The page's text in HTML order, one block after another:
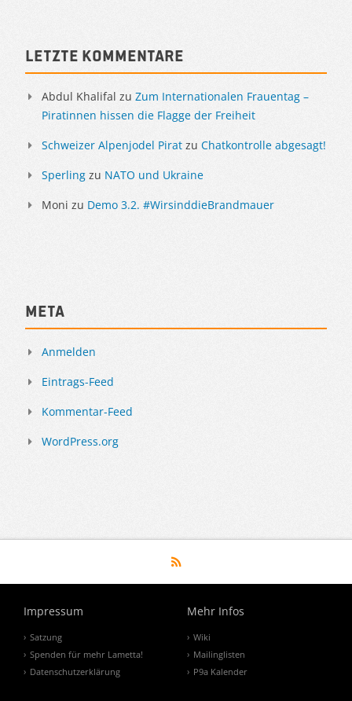
Letzte Kommentare
Abdul Khalifal zu Zum Internationalen Frauentag –
Piratinnen hissen die Flagge der Freiheit
Schweizer Alpenjodel Pirat zu Chatkontrolle abgesagt!
Sperling zu NATO und Ukraine
Moni zu Demo 3.2. #WirsinddieBrandmauer
Meta
Anmelden
Eintrags-Feed
Kommentar-Feed
WordPress.org
Impressum
Satzung
Spenden für mehr Lametta!
Datenschutzerklärung
Mehr Infos
Wiki
Mailinglisten
P9a Kalender